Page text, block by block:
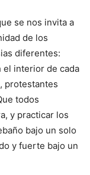
se nos invita a
de los
diferentes:
el interior de cada
protestantes
todos
y practicar los
bajo un solo
y fuerte bajo un